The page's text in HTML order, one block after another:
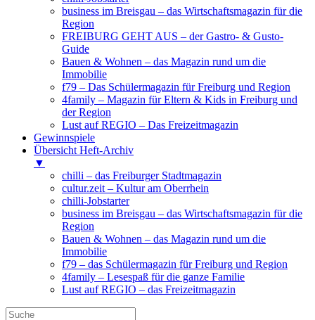
business im Breisgau – das Wirtschaftsmagazin für die
Region
FREIBURG GEHT AUS – der Gastro- & Gusto-
Guide
Bauen & Wohnen – das Magazin rund um die
Immobilie
f79 – Das Schülermagazin für Freiburg und Region
4family – Magazin für Eltern & Kids in Freiburg und
der Region
Lust auf REGIO – Das Freizeitmagazin
Gewinnspiele
Übersicht Heft-Archiv
▼
chilli – das Freiburger Stadtmagazin
cultur.zeit – Kultur am Oberrhein
chilli-Jobstarter
business im Breisgau – das Wirtschaftsmagazin für die
Region
Bauen & Wohnen – das Magazin rund um die
Immobilie
f79 – das Schülermagazin für Freiburg und Region
4family – Lesespaß für die ganze Familie
Lust auf REGIO – das Freizeitmagazin